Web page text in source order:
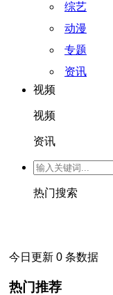
综艺
动漫
专题
资讯
视频
视频
资讯
热门搜索
今日更新 0 条数据
热门推荐